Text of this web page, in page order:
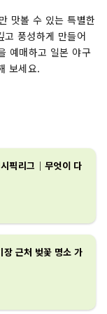
맛볼 수 있는 특별한
풍성하게 만들어
예매하고 일본 야구
보세요.
픽리그｜무엇이 다
근처 벚꽃 명소 가